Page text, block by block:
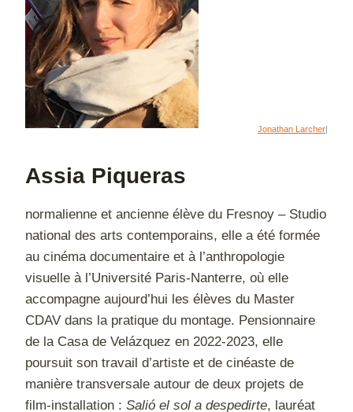
Jonathan Larcher|
Assia Piqueras
normalienne et ancienne élève du Fresnoy – Studio
national des arts contemporains, elle a été formée
au cinéma documentaire et à l’anthropologie
visuelle à l’Université Paris-Nanterre, où elle
accompagne aujourd’hui les élèves du Master
CDAV dans la pratique du montage. Pensionnaire
de la Casa de Velázquez en 2022-2023, elle
poursuit son travail d’artiste et de cinéaste de
manière transversale autour de deux projets de
film-installation : Salió el sol a despedirte, lauréat